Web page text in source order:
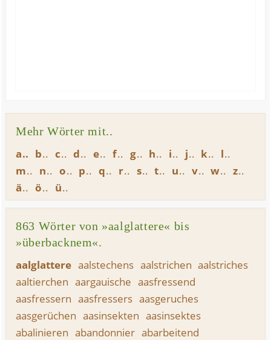
Mehr Wörter mit..
a b c d e f g h i j k
l
m
n o p q r s t u v w
z
ä
ö ü
863 Wörter von »aalglattere« bis
»überbacknem«.
aalglattere aalstechens aalstrichen aalstriches
aaltierchen aargauische aasfressend
aasfressern aasfressers aasgeruches
aasgerüchen aasinsekten aasinsektes
abalinieren abandonnier abarbeitend